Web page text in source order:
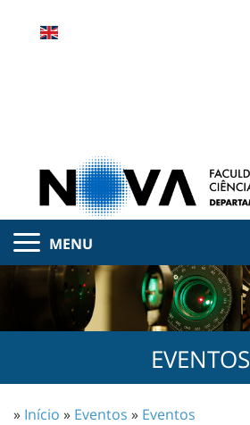
MENU
EVENTOS
» Início » Eventos » Eventos